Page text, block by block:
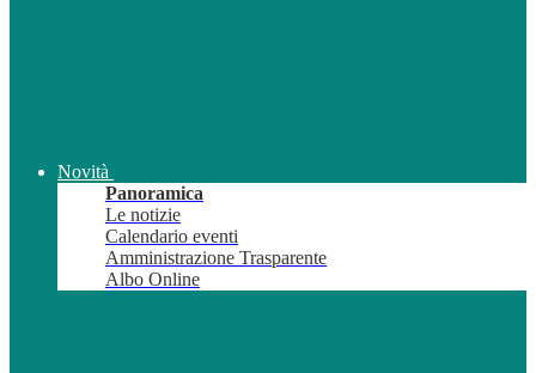
Novità
Panoramica
Le notizie
Calendario eventi
Amministrazione Trasparente
Albo Online